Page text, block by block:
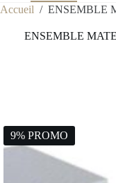
Accueil / ENSEMBLE
ENSEMBLE
9% PROMO